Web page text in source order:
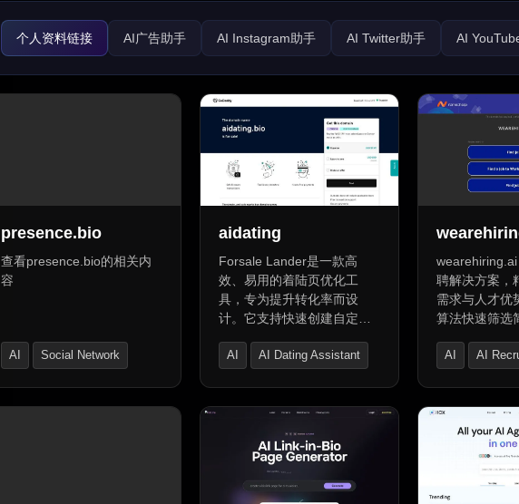
AI广告助手 AI Instagram助手 AI Twitter助手 AI
AI Facebook助手 AI TikTok助手 AI分析助手 AI客户服务助手 AI播客助
个人资料链接
AI社交媒体助手 AI话题标签助手 AI内容再利
AI广告创意助手 AI广告生成器
AI邮件助手 AI邮件生成器 AI邮件营销
presence.bio
查看presence.bio的相关内
容
AI
Social Network
aidating
Forsale Lander是一款高
效、易用的着陆页优化工
具，专为提升转化率而设
计。它支持快速创建自定义
通过实时数据分析，您可实
转化率。选择Forsale
Lander，提升营销精准度，
效果更显著。
AI
AI Dating Assistant
聘解决方案，
需求与人才优
算法快速筛选
力企业精准定
聘过程更科学
AI
AI